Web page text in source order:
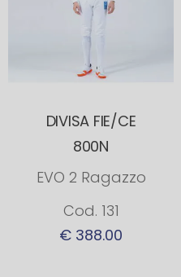
DIVISA FIE/CE
800N
EVO 2 Ragazzo
Cod. 131
€ 388.00